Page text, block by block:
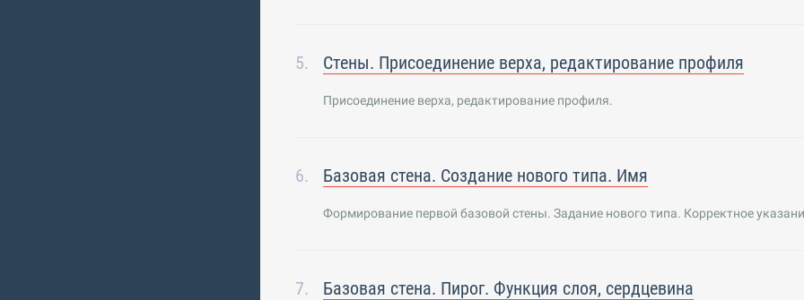
Стены. Присоединение верха, редактирование профиля
Присоединение верха, редактирование профиля.
Базовая стена. Создание нового типа. Имя
Формирование первой базовой стены. Задание нового типа. Корректное
Базовая стена. Пирог. Функция слоя, сердцевина